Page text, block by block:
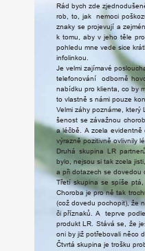
Rád bych zde
rob, to, jak nemoci
znaky se projevují a
k tomu, aby v jeho těle pr
pohledu mne vede sice
infolinkou.
Je velmi zajímavé
telefonování
odborně
nabídku pro klienta, co by
to vlastně s námi pouze
Velmi záhy poznáme, který
šenost se závažnou chor
a léčbě. A zcela evidentně
výrazně pozitivně ovlivnily
Druhá skupina LR partnerů
bylo, nejsou si tak zcela jisti,
a při dotazech se dovedou
Třetí skupina se spíše ptá,
Choroba je pro ně tak tr
(což dovedu pochopit), že
či příznaků. A teprve podle
produkt LR. Stává se, že
oni by již potřebovali něco
Čtvrtá skupina je trošku pr